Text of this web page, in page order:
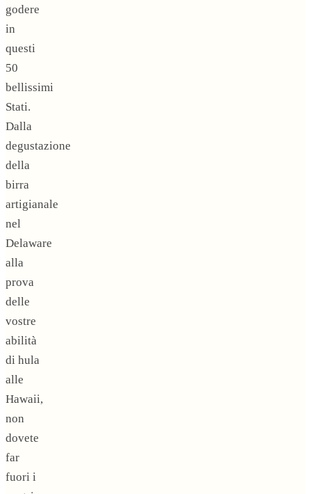
godere
in
questi
50
bellissimi
Stati.
Dalla
degustazione
della
birra
artigianale
nel
Delaware
alla
prova
delle
vostre
abilità
di hula
alle
Hawaii,
non
dovete
far
fuori i